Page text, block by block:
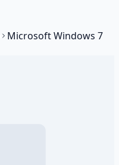
Microsoft Windows 7